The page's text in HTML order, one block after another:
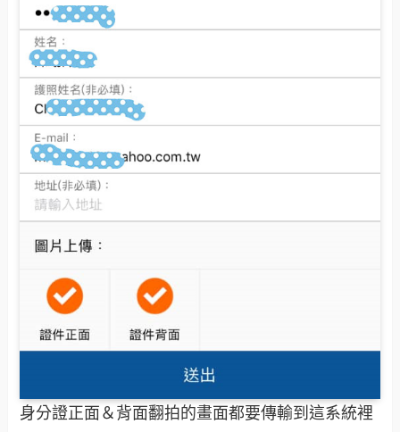
身分證正面＆背面翻拍的畫面都要傳輸到這系統裡